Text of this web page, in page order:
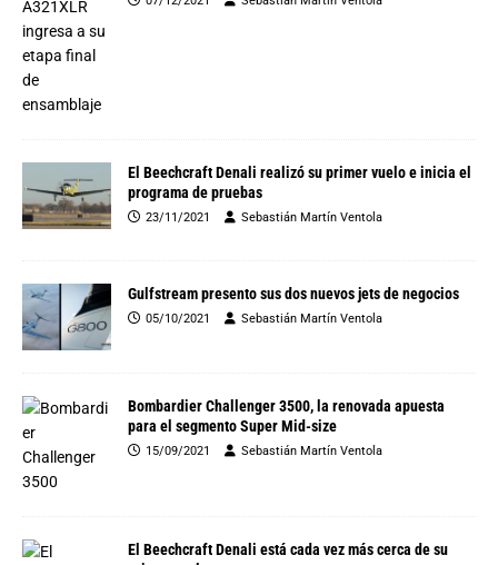
El Beechcraft Denali realizó su primer vuelo e inicia el
programa de pruebas
23/11/2021 Sebastián Martín Ventola
Gulfstream presento sus dos nuevos jets de negocios
05/10/2021 Sebastián Martín Ventola
Bombardier Challenger 3500, la renovada apuesta
para el segmento Super Mid-size
15/09/2021 Sebastián Martín Ventola
El Beechcraft Denali está cada vez más cerca de su